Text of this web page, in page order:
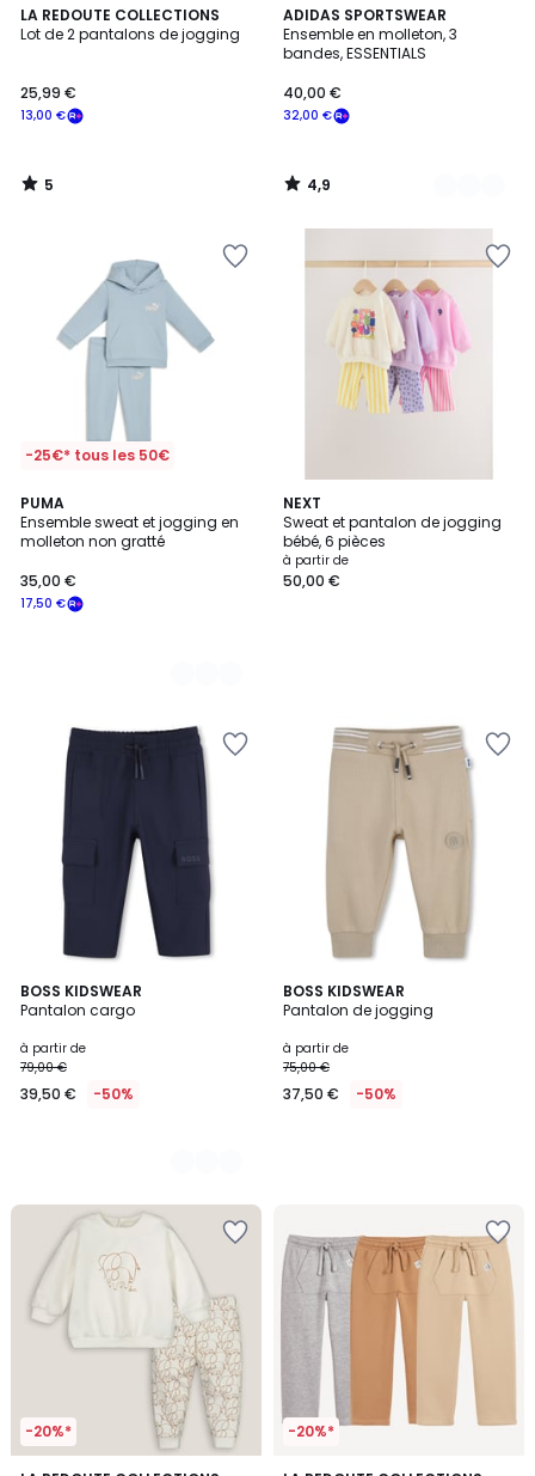
LA REDOUTE COLLECTIONS
Lot de 2 pantalons de jogging
13,00 €
25,99 €
5
/
5
/
ADIDAS SPORTSWEAR
Ensemble en molleton, 3
bandes, ESSENTIALS
32,00 €
40,00 €
4,9
/ 5
6
Couleurs
4,9
/
-25€* tous les 50€
PUMA
Ensemble sweat et jogging en
molleton non gratté
17,50 €
35,00 €
2
Couleurs
NEXT
Sweat et pantalon de jogging
bébé, 6 pièces
à partir de
50,00 €
BOSS KIDSWEAR
Pantalon cargo
à partir de
79,00 €
39,50 € -50%
2
Couleurs
BOSS KIDSWEAR
Pantalon de jogging
à partir de
75,00 €
37,50 € -50%
-20%* -20%*